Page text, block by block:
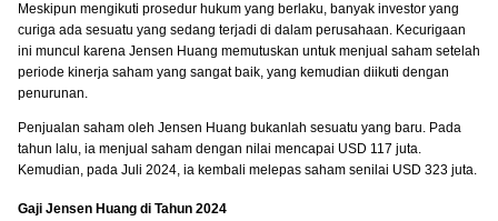
Meskipun mengikuti prosedur hukum yang berlaku, banyak investor yang
curiga ada sesuatu yang sedang terjadi di dalam perusahaan. Kecurigaan
ini muncul karena Jensen Huang memutuskan untuk menjual saham setelah
periode kinerja saham yang sangat baik, yang kemudian diikuti dengan
penurunan.
Penjualan saham oleh Jensen Huang bukanlah sesuatu yang baru. Pada
tahun lalu, ia menjual saham dengan nilai mencapai USD 117 juta.
Kemudian, pada Juli 2024, ia kembali melepas saham senilai USD 323 juta.
Gaji Jensen Huang di Tahun 2024